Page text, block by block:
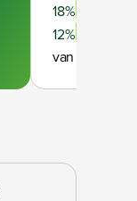
18%
12%
van je bruto